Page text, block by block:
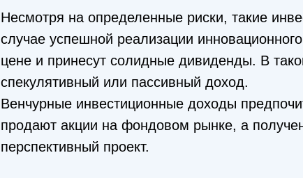
Несмотря на определенные риски, такие
случае успешной реализации
цене и принесут солидные дивиденды. В
спекулятивный или пассивный доход.
Венчурные инвестиционные доходы
продают акции на фондовом рынке, а
перспективный проект.